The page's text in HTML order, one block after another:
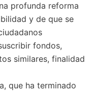
profunda reforma
y de que se
fondos,
similares, finalidad
que ha terminado